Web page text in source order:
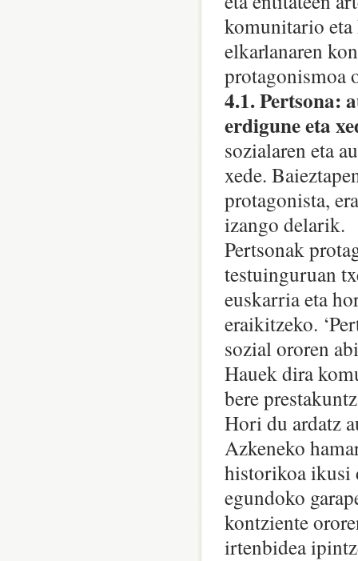
komunitario eta
elkarlanaren
protagonismoa
4.1. Pertsona:
erdigune eta
sozialaren eta
xede.
protagonista,
izango delarik.
Pertsonak
testuinguruan
euskarria eta
eraikitzeko.
sozial ororen
Hauek dira
bere
Hori du ardatz
Azkeneko
historikoa ikusi
egundoko
kontziente
irtenbidea